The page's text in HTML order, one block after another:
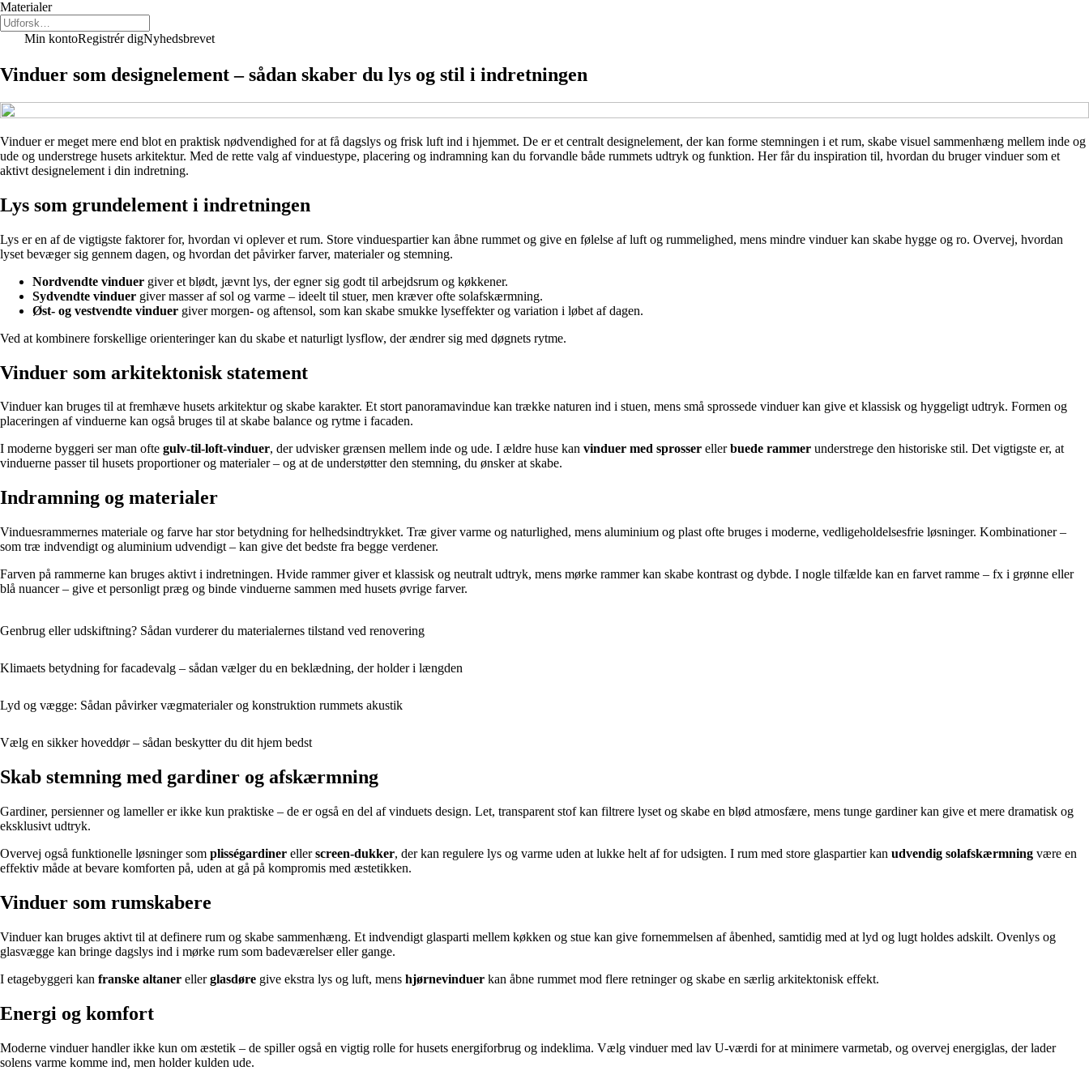
Materialer
Min kontoRegistrér digNyhedsbrevet
Vinduer som designelement – sådan skaber du lys og stil i indretningen
Vinduer er meget mere end blot en praktisk nødvendighed for at få dagslys og frisk luft ind i hjemmet. De er et centralt designelement, der kan forme stemningen i et rum, skabe visuel sammenhæng mellem inde og
ude og understrege husets arkitektur. Med de rette valg af vinduestype, placering og indramning kan du forvandle både rummets udtryk og funktion. Her får du inspiration til, hvordan du bruger vinduer som et
aktivt designelement i din indretning.
Lys som grundelement i indretningen
Lys er en af de vigtigste faktorer for, hvordan vi oplever et rum. Store vinduespartier kan åbne rummet og give en følelse af luft og rummelighed, mens mindre vinduer kan skabe hygge og ro. Overvej, hvordan
lyset bevæger sig gennem dagen, og hvordan det påvirker farver, materialer og stemning.
Nordvendte vinduer giver et blødt, jævnt lys, der egner sig godt til arbejdsrum og køkkener.
Sydvendte vinduer giver masser af sol og varme – ideelt til stuer, men kræver ofte solafskærmning.
Øst- og vestvendte vinduer giver morgen- og aftensol, som kan skabe smukke lyseffekter og variation i løbet af dagen.
Ved at kombinere forskellige orienteringer kan du skabe et naturligt lysflow, der ændrer sig med døgnets rytme.
Vinduer som arkitektonisk statement
Vinduer kan bruges til at fremhæve husets arkitektur og skabe karakter. Et stort panoramavindue kan trække naturen ind i stuen, mens små sprossede vinduer kan give et klassisk og hyggeligt udtryk. Formen og
placeringen af vinduerne kan også bruges til at skabe balance og rytme i facaden.
I moderne byggeri ser man ofte gulv-til-loft-vinduer, der udvisker grænsen mellem inde og ude. I ældre huse kan vinduer med sprosser ellerbuede rammer understrege den historiske stil. Det vigtigste er, at
vinduerne passer til husets proportioner og materialer – og at de understøtter den stemning, du ønsker at skabe.
Indramning og materialer
Vinduesrammernes materiale og farve har stor betydning for helhedsindtrykket. Træ giver varme og naturlighed, mens aluminium og plast ofte bruges i moderne, vedligeholdelsesfrie løsninger. Kombinationer –
som træ indvendigt og aluminium udvendigt – kan give det bedste fra begge verdener.
Farven på rammerne kan bruges aktivt i indretningen. Hvide rammer giver et klassisk og neutralt udtryk, mens mørke rammer kan skabe kontrast og dybde. I nogle tilfælde kan en farvet ramme – fx i grønne eller
blå nuancer – give et personligt præg og binde vinduerne sammen med husets øvrige farver.
Genbrug eller udskiftning? Sådan vurderer du materialernes tilstand ved renovering
Klimaets betydning for facadevalg – sådan vælger du en beklædning, der holder i længden
Lyd og vægge: Sådan påvirker vægmaterialer og konstruktion rummets akustik
Vælg en sikker hoveddør – sådan beskytter du dit hjem bedst
Skab stemning med gardiner og afskærmning
Gardiner, persienner og lameller er ikke kun praktiske – de er også en del af vinduets design. Let, transparent stof kan filtrere lyset og skabe en blød atmosfære, mens tunge gardiner kan give et mere dramatisk og
eksklusivt udtryk.
Overvej også funktionelle løsninger som plisségardiner ellerscreen-dukker, der kan regulere lys og varme uden at lukke helt af for udsigten. I rum med store glaspartier kan udvendig solafskærmning være en
effektiv måde at bevare komforten på, uden at gå på kompromis med æstetikken.
Vinduer som rumskabere
Vinduer kan bruges aktivt til at definere rum og skabe sammenhæng. Et indvendigt glasparti mellem køkken og stue kan give fornemmelsen af åbenhed, samtidig med at lyd og lugt holdes adskilt. Ovenlys og
glasvægge kan bringe dagslys ind i mørke rum som badeværelser eller gange.
I etagebyggeri kan franske altaner ellerglasdøre give ekstra lys og luft, mens hjørnevinduer kan åbne rummet mod flere retninger og skabe en særlig arkitektonisk effekt.
Energi og komfort
Moderne vinduer handler ikke kun om æstetik – de spiller også en vigtig rolle for husets energiforbrug og indeklima. Vælg vinduer med lav U-værdi for at minimere varmetab, og overvej energiglas, der lader
solens varme komme ind, men holder kulden ude.